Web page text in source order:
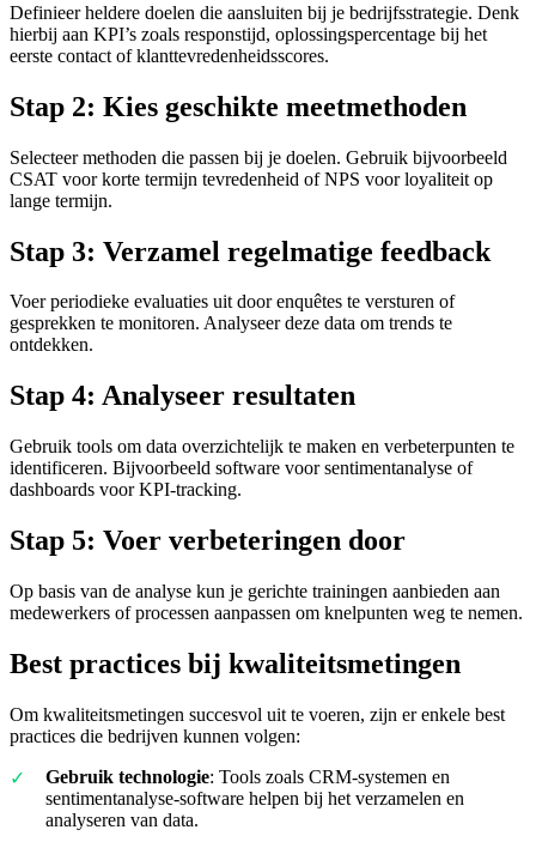
Definieer heldere doelen die aansluiten bij je bedrijfsstrategie. Denk
hierbij aan KPI’s zoals responstijd, oplossingspercentage bij het
eerste contact of klanttevredenheidsscores.
Stap 2: Kies geschikte meetmethoden
Selecteer methoden die passen bij je doelen. Gebruik bijvoorbeeld
CSAT voor korte termijn tevredenheid of NPS voor loyaliteit op
lange termijn.
Stap 3: Verzamel regelmatige feedback
Voer periodieke evaluaties uit door enquêtes te versturen of
gesprekken te monitoren. Analyseer deze data om trends te
ontdekken.
Stap 4: Analyseer resultaten
Gebruik tools om data overzichtelijk te maken en verbeterpunten te
identificeren. Bijvoorbeeld software voor sentimentanalyse of
dashboards voor KPI-tracking.
Stap 5: Voer verbeteringen door
Op basis van de analyse kun je gerichte trainingen aanbieden aan
medewerkers of processen aanpassen om knelpunten weg te nemen.
Best practices bij kwaliteitsmetingen
Om kwaliteitsmetingen succesvol uit te voeren, zijn er enkele best
practices die bedrijven kunnen volgen:
Gebruik technologie: Tools zoals CRM-systemen en
sentimentanalyse-software helpen bij het verzamelen en
analyseren van data.